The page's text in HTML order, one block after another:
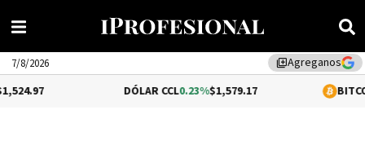
library_addAgreganos
7/8/2026
0.23%$1,579.17 1.02%